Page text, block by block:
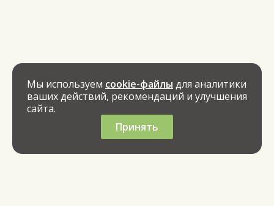
Мы используем cookie-файлы для аналитики
ваших действий, рекомендаций и улучшения
сайта.
Принять